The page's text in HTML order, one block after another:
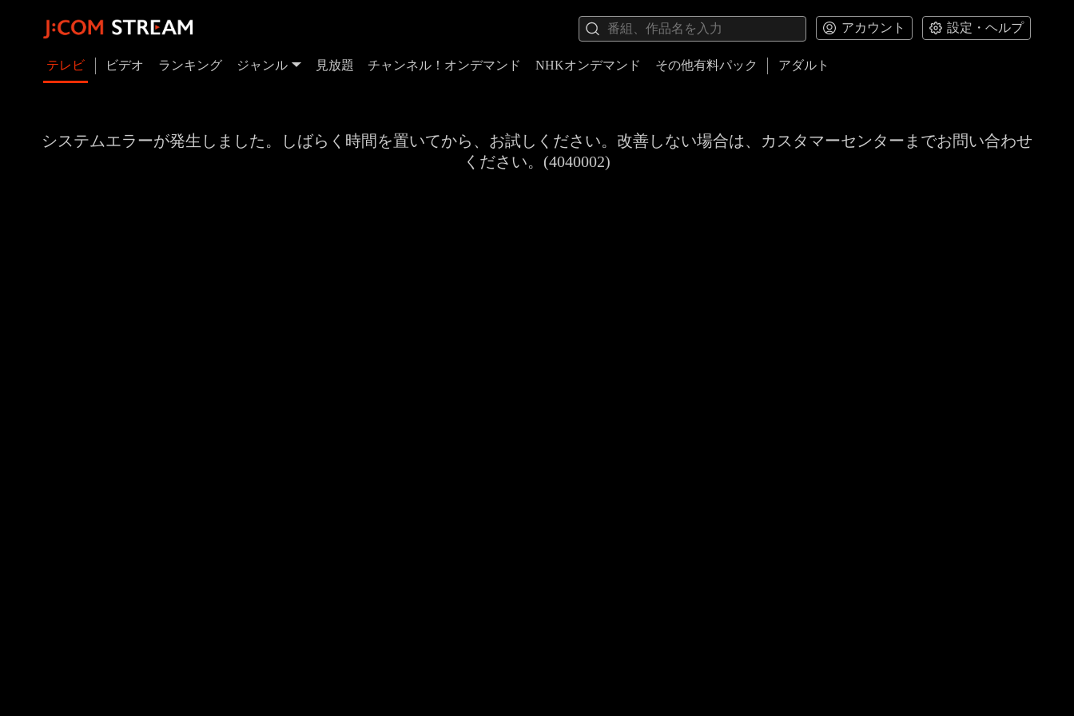
アカウント 設定・ヘルプ
テレビ ビデオ ランキング ジャンル 見放題 チャンネル！オンデマンド NHKオンデマンド その他有料パック アダルト
システムエラーが発生しました。しばらく時間を置いてから、お試しください。改善しない場合は、カスタマーセンターまでお問い合わせ
ください。(4040002)